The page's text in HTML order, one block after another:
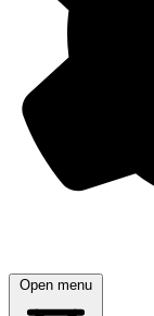
Open menu